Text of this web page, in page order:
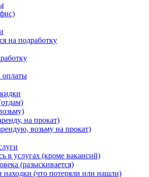
на подработку
оплаты
на прокат)
возьму на прокат)
в услугах (кроме вакансий)
(разыскивается)
находки (что потеряли или нашли)